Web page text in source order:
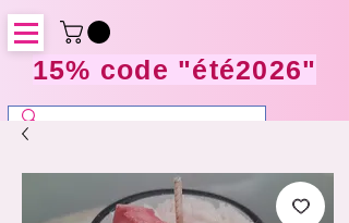
15% code "été2026"